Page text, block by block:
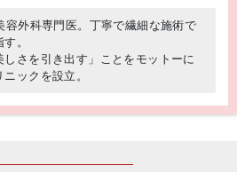
容外科専門医。丁寧で繊細な施術で
。
しさを引き出す」ことをモットーに
ックを設立。